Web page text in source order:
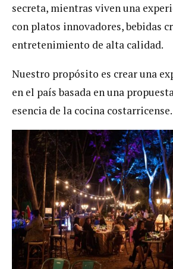
secreta, mientras viven una
con platos innovadores, bebidas
entretenimiento de alta calidad.
Nuestro propósito es crear una
en el país basada en una
esencia de la cocina costarricense.